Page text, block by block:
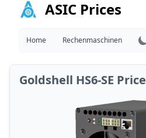
ASIC Prices
Home Rechenmaschinen
Goldshell HS6-SE Price